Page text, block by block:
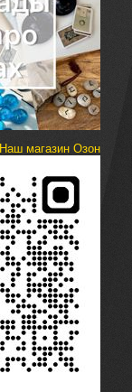
Наш магазин Озон